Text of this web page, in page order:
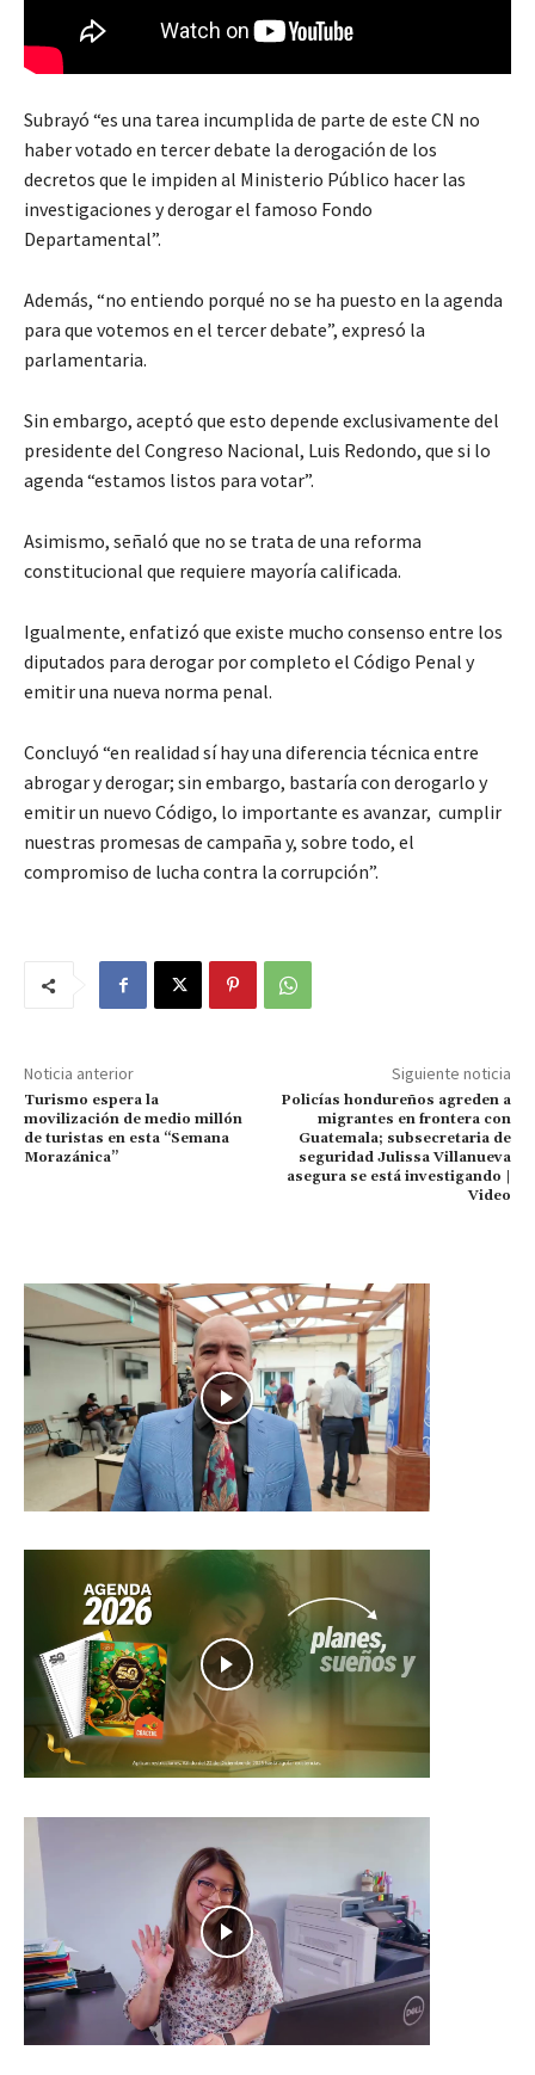
Subrayó “es una tarea incumplida de parte de este CN no
haber votado en tercer debate la derogación de los
decretos que le impiden al Ministerio Público hacer las
investigaciones y derogar el famoso Fondo
Departamental”.
Además, “no entiendo porqué no se ha puesto en la agenda
para que votemos en el tercer debate”, expresó la
parlamentaria.
Sin embargo, aceptó que esto depende exclusivamente del
presidente del Congreso Nacional, Luis Redondo, que si lo
agenda “estamos listos para votar”.
Asimismo, señaló que no se trata de una reforma
constitucional que requiere mayoría calificada.
Igualmente, enfatizó que existe mucho consenso entre los
diputados para derogar por completo el Código Penal y
emitir una nueva norma penal.
Concluyó “en realidad sí hay una diferencia técnica entre
abrogar y derogar; sin embargo, bastaría con derogarlo y
emitir un nuevo Código, lo importante es avanzar, cumplir
nuestras promesas de campaña y, sobre todo, el
compromiso de lucha contra la corrupción”.
Noticia anterior
Turismo espera la
movilización de medio millón
de turistas en esta “Semana
Morazánica”
Siguiente noticia
Policías hondureños agreden a
migrantes en frontera con
Guatemala; subsecretaria de
seguridad Julissa Villanueva
asegura se está investigando |
Video